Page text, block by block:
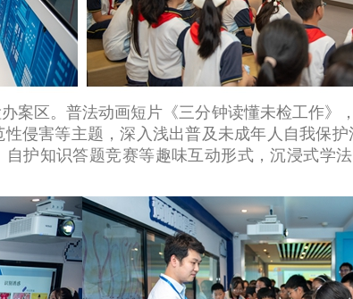
区。普法动画短片《三分钟读懂未检工作》
侵害等主题，深入浅出普及未成年人自我保
护知识答题竞赛等趣味互动形式，沉浸式学